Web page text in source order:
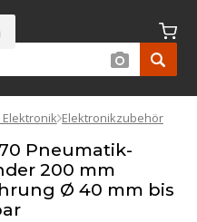
Elektronikzubehör
Pneumatik-
200 mm
Ø 40 mm bis